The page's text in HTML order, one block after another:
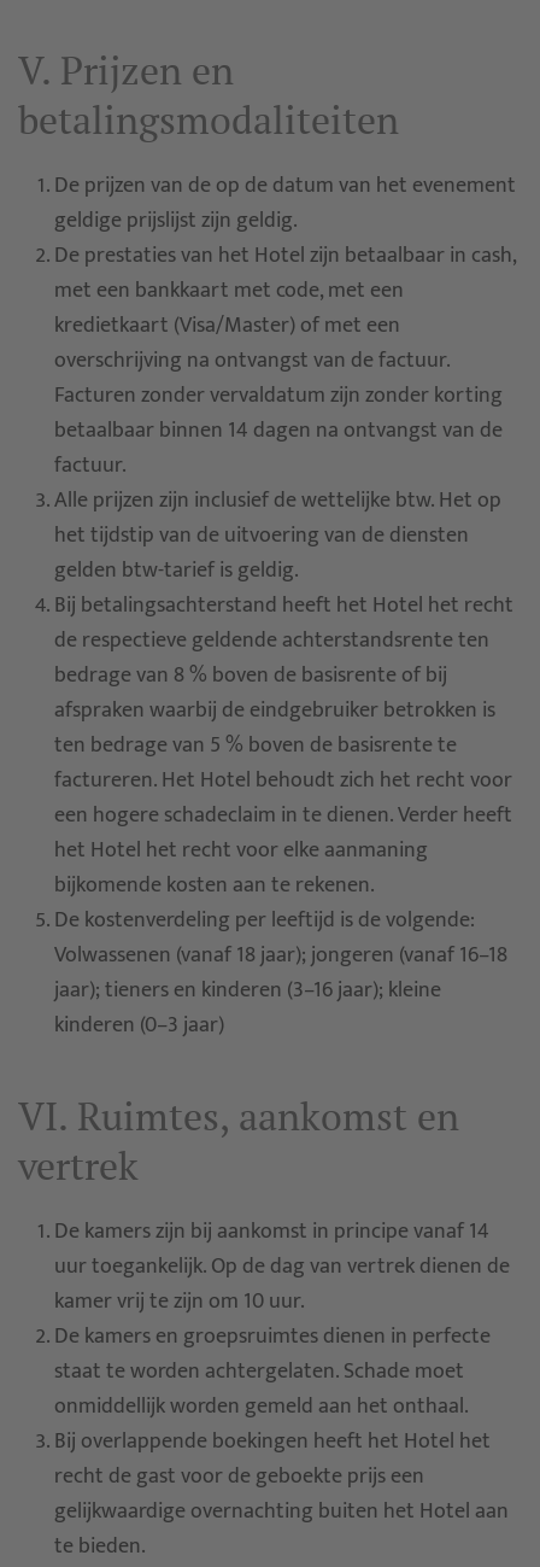
V. Prijzen en
betalingsmodaliteiten
De prijzen van de op de datum van het evenement
geldige prijslijst zijn geldig.
De prestaties van het Hotel zijn betaalbaar in cash,
met een bankkaart met code, met een
kredietkaart (Visa/Master) of met een
overschrijving na ontvangst van de factuur.
Facturen zonder vervaldatum zijn zonder korting
betaalbaar binnen 14 dagen na ontvangst van de
factuur.
Alle prijzen zijn inclusief de wettelijke btw. Het op
het tijdstip van de uitvoering van de diensten
gelden btw-tarief is geldig.
Bij betalingsachterstand heeft het Hotel het recht
de respectieve geldende achterstandsrente ten
bedrage van 8 % boven de basisrente of bij
afspraken waarbij de eindgebruiker betrokken is
ten bedrage van 5 % boven de basisrente te
factureren. Het Hotel behoudt zich het recht voor
een hogere schadeclaim in te dienen. Verder heeft
het Hotel het recht voor elke aanmaning
bijkomende kosten aan te rekenen.
De kostenverdeling per leeftijd is de volgende:
Volwassenen (vanaf 18 jaar); jongeren (vanaf 16–18
jaar); tieners en kinderen (3–16 jaar); kleine
kinderen (0–3 jaar)
VI. Ruimtes, aankomst en
vertrek
De kamers zijn bij aankomst in principe vanaf 14
uur toegankelijk. Op de dag van vertrek dienen de
kamer vrij te zijn om 10 uur.
De kamers en groepsruimtes dienen in perfecte
staat te worden achtergelaten. Schade moet
onmiddellijk worden gemeld aan het onthaal.
Bij overlappende boekingen heeft het Hotel het
recht de gast voor de geboekte prijs een
gelijkwaardige overnachting buiten het Hotel aan
te bieden.